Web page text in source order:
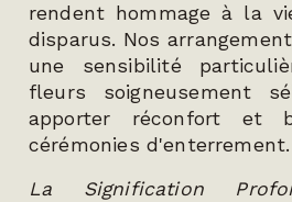
rendent hommage à la
disparus. Nos
une sensibilité
fleurs soigneusement
apporter réconfort et
cérémonies d'enterrement.
La Signification